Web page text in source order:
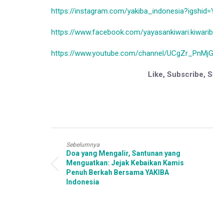
https://instagram.com/
https://www.facebook.com/
https://www.youtube.com/channel/
Like, Subscribe,
Sebelumnya
Doa yang Mengalir, Santunan yang
Menguatkan: Jejak Kebaikan Kamis
Penuh Berkah Bersama YAKIBA
Indonesia